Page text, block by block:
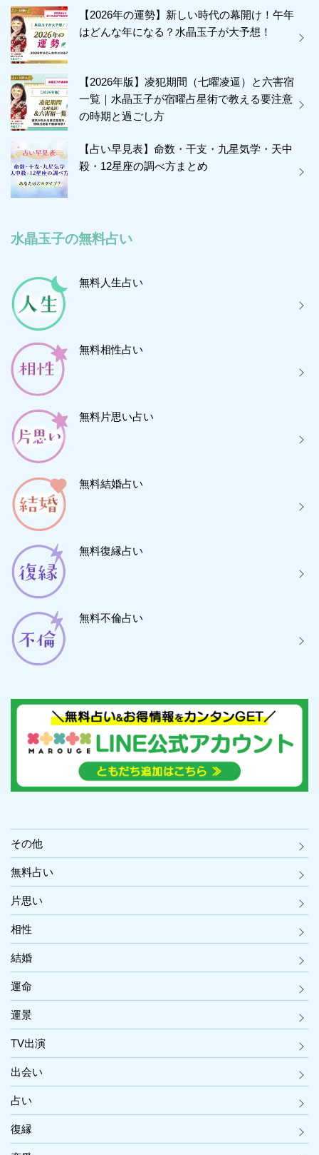
【2026年の運勢】新しい時代の幕開け！午年
はどんな年になる？水晶玉子が大予想！
【2026年版】凌犯期間（七曜凌逼）と六害宿
一覧｜水晶玉子が宿曜占星術で教える要注意
の時期と過ごし方
【占い早見表】命数・干支・九星気学・天中
殺・12星座の調べ方まとめ
水晶玉子の無料占い
無料人生占い
無料相性占い
無料片思い占い
無料結婚占い
無料復縁占い
無料不倫占い
その他
無料占い
片思い
相性
結婚
運命
運景
TV出演
出会い
占い
復縁